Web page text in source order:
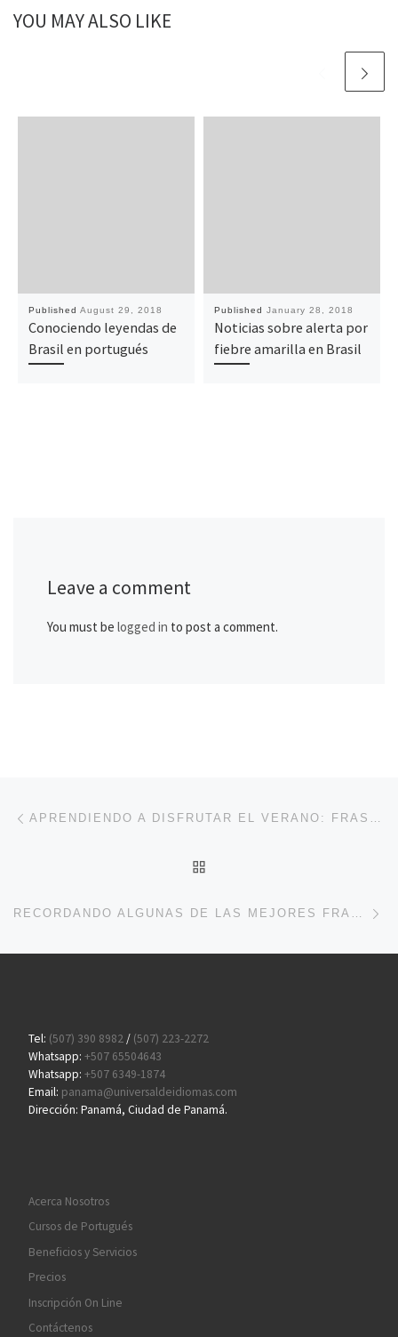
YOU MAY ALSO LIKE
Published August 29, 2018
Conociendo leyendas de
Brasil en portugués
Published January 28, 2018
Noticias sobre alerta por
fiebre amarilla en Brasil
Leave a comment
You must be logged in to post a comment.
Post navigation APRENDIENDO A DISFRUTAR EL VERANO: FRASES EN PORTUGUÉS
Tel: (507) 390 8982/ (507) 223-2272
Whatsapp: +507 65504643
Whatsapp: +507 6349-1874
Email: panama@universaldeidiomas.com
Dirección: Panamá, Ciudad de Panamá.
Acerca Nosotros
Cursos de Portugués
Beneficios y Servicios
Precios
Inscripción On Line
Contáctenos